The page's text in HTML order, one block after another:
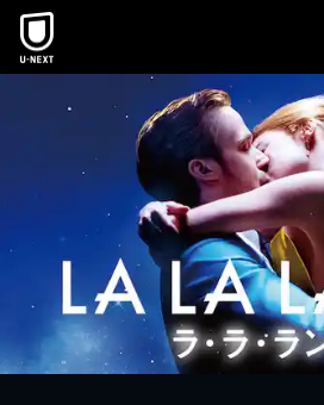
本文へスキップ